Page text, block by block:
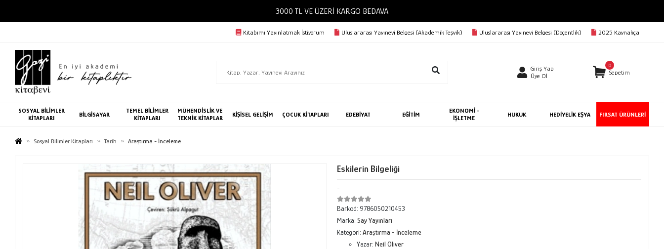
3000 TL VE ÜZERİ KARGO BEDAVA
Kitabımı Yayınlatmak İstiyorum Uluslararası Yayınevi Belgesi (Akademik Teşvik) Uluslararası Yayınevi Belgesi (Doçentlik) 2025 Kaynakça
Giriş Yap
Üye Ol
0
Sepetim
SOSYAL BİLİMLER
KİTAPLARI
BİLGİSAYAR
TEMEL BİLİMLER
KİTAPLARI
MÜHENDİSLİK VE
TEKNİK KİTAPLAR
KİŞİSEL GELİŞİM ÇOCUK KİTAPLARI EDEBİYAT EĞİTİM
EKONOMİ -
İŞLETME
HUKUK HEDİYELİK EŞYA FIRSAT ÜRÜNLERİ
Sosyal Bilimler Kitapları Tarih Araştırma - İnceleme
Eskilerin Bilgeliği
-
Barkod: 9786050210453
Marka: Say Yayınları
Kategori: Araştırma - İnceleme
Yazar: Neil Oliver